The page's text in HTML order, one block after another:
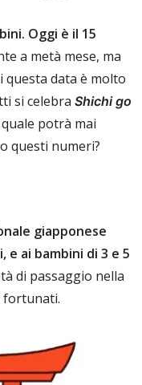
Oggi è il 15
a metà mese, ma
questa data è molto
si celebra Shichi go
potrà mai
questi numeri?
giapponese
e ai bambini di 3 e 5
di passaggio nella
fortunati.